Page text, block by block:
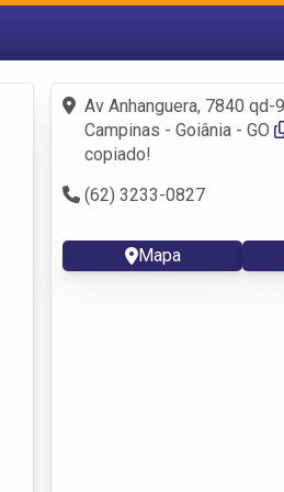
Fazer login
Criar conta
Av Anhanguera, 7840
Campinas - Goiânia - GO
copiado!
(62) 3233-0827
Mapa